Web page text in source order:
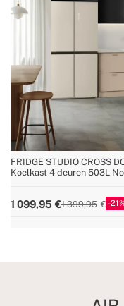
FRIDGE STUDIO CROSS
503
Koelkast 4 deuren 503L
1 099,95 1 399,95 21